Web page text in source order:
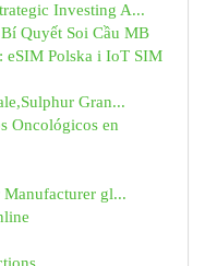
Investing A...
Quyết Soi Cầu MB
Polska i IoT SIM
Gran...
Oncológicos en
gl...